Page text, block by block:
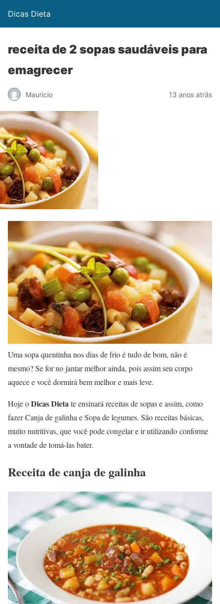
Dicas Dieta
receita de 2 sopas saudáveis para
emagrecer
Mauricio 13 anos atrás
Uma sopa quentinha nos dias de frio é tudo de bom, não é
mesmo? Se for no jantar melhor ainda, pois assim seu corpo
aquece e você dormirá bem melhor e mais leve.
Hoje oDicas Dieta te ensinará receitas de sopas e assim, como
fazer Canja de galinha e Sopa de legumes. São receitas básicas,
muito nutritivas, que você pode congelar e ir utilizando conforme
a vontade de tomá-las bater.
Receita de canja de galinha